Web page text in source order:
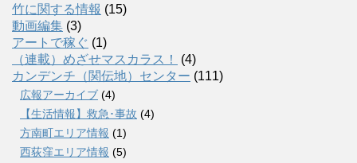
竹に関する情報 (15)
動画編集 (3)
アートで稼ぐ (1)
（連載）めざせマスカラス！
(4)
カンデンチ（関伝地）センター (111)
広報アーカイブ (4)
【生活情報】救急･事故 (4)
方南町エリア情報 (1)
西荻窪エリア情報 (5)